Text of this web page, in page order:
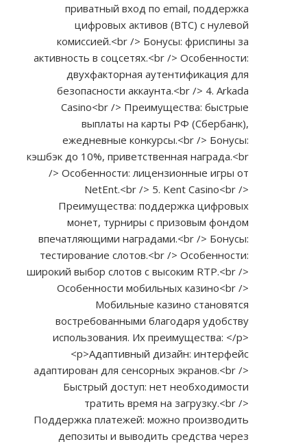
приватный вход по email, поддержка
цифровых активов (BTC) с нулевой
комиссией.<br /> Бонусы: фриспины за
активность в соцсетях.<br /> Особенности:
двухфакторная аутентификация для
безопасности аккаунта.<br /> 4. Arkada
Casino<br /> Преимущества: быстрые
выплаты на карты РФ (Сбербанк),
ежедневные конкурсы.<br /> Бонусы:
кэшбэк до 10%, приветственная награда.<br
/> Особенности: лицензионные игры от
NetEnt.<br /> 5. Kent Casino<br />
Преимущества: поддержка цифровых
монет, турниры с призовым фондом
впечатляющими наградами.<br /> Бонусы:
тестирование слотов.<br /> Особенности:
широкий выбор слотов с высоким RTP.<br />
Особенности мобильных казино<br />
Мобильные казино становятся
востребованными благодаря удобству
использования. Их преимущества: </p>
<p>Адаптивный дизайн: интерфейс
адаптирован для сенсорных экранов.<br />
Быстрый доступ: нет необходимости
тратить время на загрузку.<br />
Поддержка платежей: можно производить
депозиты и выводить средства через